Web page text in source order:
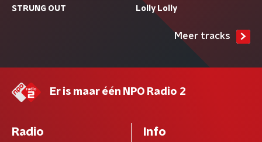
STRUNG OUT Lolly Lolly
Meer tracks
Er is maar één NPO Radio 2
Radio Info